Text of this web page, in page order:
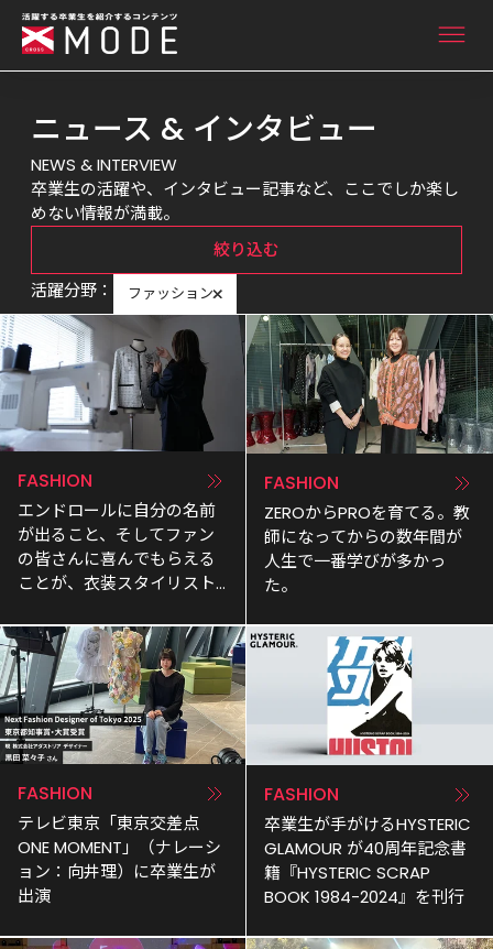
ニュース&インタビュー
卒業生ライブラリー
卒業生向け情報
ニュース & インタビュー
NEWS & INTERVIEW
卒業生の活躍や、インタビュー記事など、ここでしか楽し
めない情報が満載。
絞り込む
活躍分野 ： ファッション
FASHION
エンドロールに自分の名前
が出ること、そしてファン
の皆さんに喜んでもらえる
ことが、衣装スタイリスト
FASHION
ZEROからPROを育てる。教
師になってからの数年間が
人生で一番学びが多かっ
た。
FASHION
テレビ東京「東京交差点
ONE MOMENT」（ナレーシ
ョン：向井理）に卒業生が
出演
FASHION
卒業生が手がけるHYSTERIC
GLAMOUR が40周年記念書
籍『HYSTERIC SCRAP
BOOK 1984-2024』を刊行